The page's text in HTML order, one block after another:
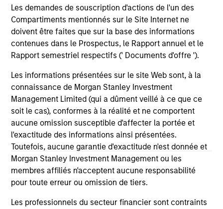
Les demandes de souscription d'actions de l'un des
Compartiments mentionnés sur le Site Internet ne
doivent être faites que sur la base des informations
contenues dans le Prospectus, le Rapport annuel et le
Rapport semestriel respectifs (' Documents d'offre ').
Les informations présentées sur le site Web sont, à la
connaissance de Morgan Stanley Investment
Management Limited (qui a dûment veillé à ce que ce
soit le cas), conformes à la réalité et ne comportent
aucune omission susceptible d'affecter la portée et
l'exactitude des informations ainsi présentées.
Toutefois, aucune garantie d'exactitude n'est donnée et
Morgan Stanley Investment Management ou les
membres affiliés n'acceptent aucune responsabilité
pour toute erreur ou omission de tiers.
Les professionnels du secteur financier sont contraints
Video: Why Emerging Markets Debt
Now - Strategy, Edge and Long Term
Opportunity
Emerging markets debt can offer meaningful
income and diversification, but return drivers
vary widely across countries and issuers. Matt
Murphy explains the strategy’s risk-aware
objective and why invest now. Watch this video
to find out more.
20-APR-2026